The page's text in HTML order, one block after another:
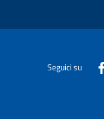
Seguici su